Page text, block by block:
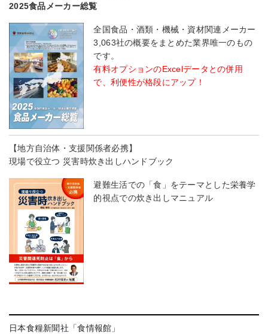
2025食品メーカー総覧
全国食品・酒類・機械・資材関連メーカー
3,063社の概要をまとめた業界唯一のもの
です。
有料オプションのExcelデータとの併用
で、利便性が格段にアップ！
【地方自治体・支援関係者必携】
現場で役立つ 災害時炊き出しハンドブック
避難生活での「食」をテーマとした栄養学
的視点での炊き出しマニュアル
日本食糧新聞社「食情報館」